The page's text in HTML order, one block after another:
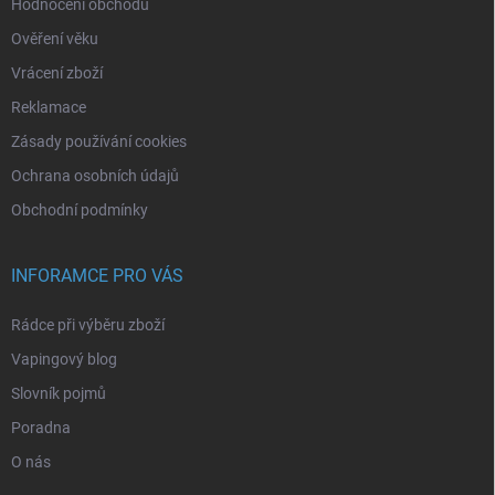
Hodnocení obchodu
Ověření věku
Vrácení zboží
Reklamace
Zásady používání cookies
Ochrana osobních údajů
Obchodní podmínky
INFORAMCE PRO VÁS
Rádce při výběru zboží
Vapingový blog
Slovník pojmů
Poradna
O nás